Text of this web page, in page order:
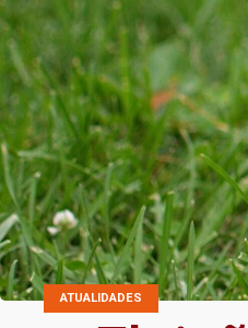
ATUALIDADES